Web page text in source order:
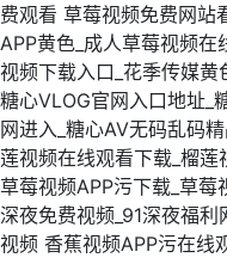
费观看 草莓视频免费网站
APP黄色_成人草莓视频在
视频下载入口_花季传媒
糖心VLOG官网入口地址_
网进入_糖心AV无码乱码
莲视频在线观看下载_榴莲
草莓视频APP污下载_草
深夜免费视频_91深夜福
视频 香蕉视频APP污在线